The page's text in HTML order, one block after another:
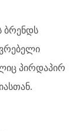
ბრენდს
პირდაპირ